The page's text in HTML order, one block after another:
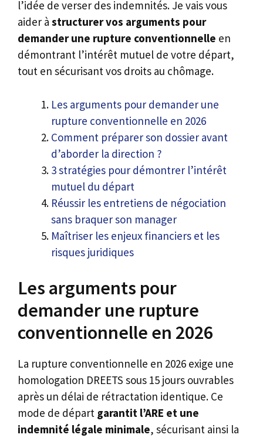
l’idée de verser des indemnités. Je vais vous
aider à structurer vos arguments pour
demander une rupture conventionnelle en
démontrant l’intérêt mutuel de votre départ,
tout en sécurisant vos droits au chômage.
Les arguments pour demander une
rupture conventionnelle en 2026
Comment préparer son dossier avant
d’aborder la direction ?
3 stratégies pour démontrer l’intérêt
mutuel du départ
Réussir les entretiens de négociation
sans braquer son manager
Maîtriser les enjeux financiers et les
risques juridiques
Les arguments pour
demander une rupture
conventionnelle en 2026
La rupture conventionnelle en 2026 exige une
homologation DREETS sous 15 jours ouvrables
après un délai de rétractation identique. Ce
mode de départ garantit l’ARE et une
indemnité légale minimale, sécurisant ainsi la